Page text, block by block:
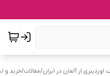
از آلمان در ایران/مقالات/خرید و